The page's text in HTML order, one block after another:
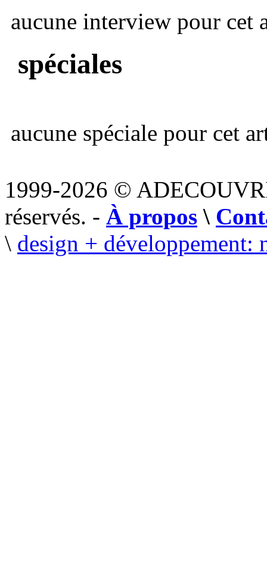
aucune interview pour cet
spéciales
aucune spéciale pour cet
1999-2026 ©
réservés. - À propos \
\ design + développement: